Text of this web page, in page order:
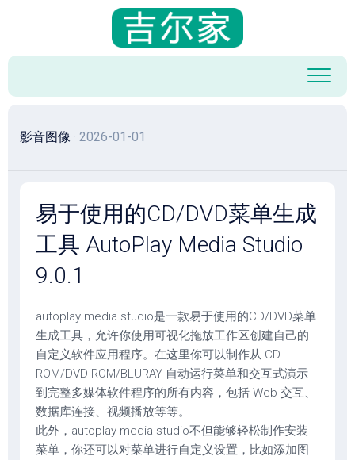
容
影音图像 · 2026-01-01
易于使用的CD/DVD菜单生成
工具 AutoPlay Media Studio
9.0.1
autoplay media studio是一款易于使用的CD/DVD菜单
生成工具，允许你使用可视化拖放工作区创建自己的
自定义软件应用程序。在这里你可以制作从 CD-
ROM/DVD-ROM/BLURAY 自动运行菜单和交互式演示
到完整多媒体软件程序的所有内容，包括 Web 交互、
数据库连接、视频播放等等。
此外，autoplay media studio不但能够轻松制作安装
菜单，你还可以对菜单进行自定义设置，比如添加图